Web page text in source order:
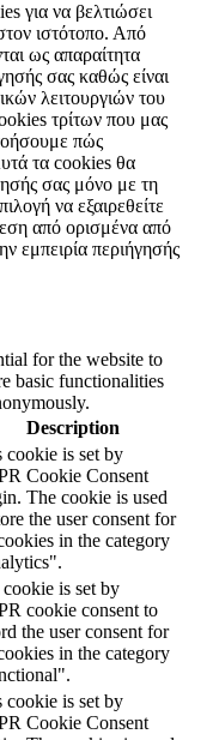
για να βελτιώσει
ιστότοπο. Από
ως απαραίτητα
σας καθώς είναι
λειτουργιών του
τρίτων που μας
πώς
τα cookies θα
σας μόνο με τη
να εξαιρεθείτε
από ορισμένα από
εμπειρία περιήγησής
for the website to
basic functionalities
Description
cookie is set by
Cookie Consent
The cookie is used
the user consent for
in the category
is set by
cookie consent to
the user consent for
in the category
cookie is set by
Cookie Consent